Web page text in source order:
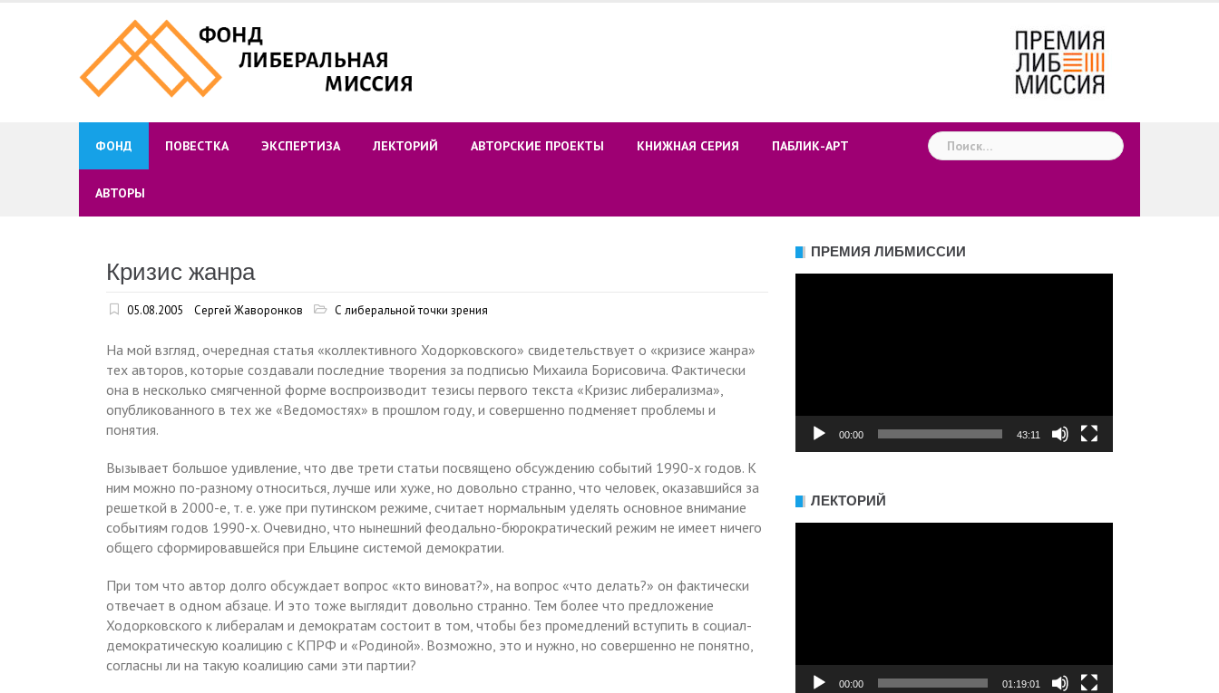
ФОНД ПОВЕСТКА ЭКСПЕРТИЗА ЛЕКТОРИЙ АВТОРСКИЕ ПРОЕКТЫ КНИЖНАЯ СЕРИЯ ПАБЛИК-АРТ
АВТОРЫ
Найти:
Кризис жанра
05.08.2005 Сергей Жаворонков С либеральной точки зрения
На мой взгляд, очередная статья «коллективного Ходорковского» свидетельствует о «кризисе жанра»
тех авторов, которые создавали последние творения за подписью Михаила Борисовича. Фактически
она в несколько смягченной форме воспроизводит тезисы первого текста «Кризис либерализма»,
опубликованного в тех же «Ведомостях» в прошлом году, и совершенно подменяет проблемы и
понятия.
Вызывает большое удивление, что две трети статьи посвящено обсуждению событий 1990-х годов. К
ним можно по-разному относиться, лучше или хуже, но довольно странно, что человек, оказавшийся за
решеткой в 2000-е, т. е. уже при путинском режиме, считает нормальным уделять основное внимание
событиям годов 1990-х. Очевидно, что нынешний феодально-бюрократический режим не имеет ничего
общего сформировавшейся при Ельцине системой демократии.
При том что автор долго обсуждает вопрос «кто виноват?», на вопрос «что делать?» он фактически
отвечает в одном абзаце. И это тоже выглядит довольно странно. Тем более что предложение
Ходорковского к либералам и демократам состоит в том, чтобы без промедлений вступить в социал-
демократическую коалицию с КПРФ и «Родиной». Возможно, это и нужно, но совершенно не понятно,
согласны ли на такую коалицию сами эти партии?
ПРЕМИЯ ЛИБМИССИИ
00:00 43:11
ЛЕКТОРИЙ
00:00 01:19:01